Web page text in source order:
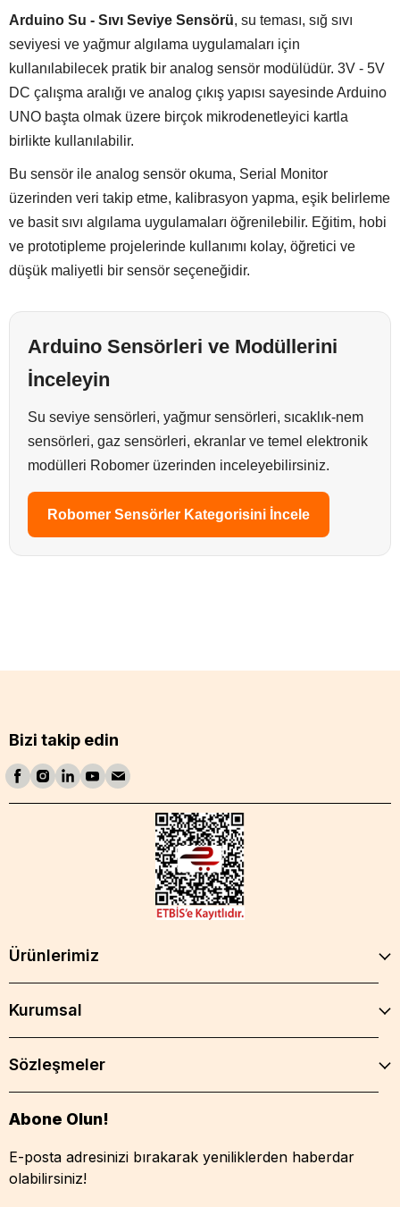
Arduino Su - Sıvı Seviye Sensörü, su teması, sığ sıvı
seviyesi ve yağmur algılama uygulamaları için
kullanılabilecek pratik bir analog sensör modülüdür. 3V - 5V
DC çalışma aralığı ve analog çıkış yapısı sayesinde Arduino
UNO başta olmak üzere birçok mikrodenetleyici kartla
birlikte kullanılabilir.
Bu sensör ile analog sensör okuma, Serial Monitor
üzerinden veri takip etme, kalibrasyon yapma, eşik belirleme
ve basit sıvı algılama uygulamaları öğrenilebilir. Eğitim, hobi
ve prototipleme projelerinde kullanımı kolay, öğretici ve
düşük maliyetli bir sensör seçeneğidir.
Arduino Sensörleri ve Modüllerini
İnceleyin
Su seviye sensörleri, yağmur sensörleri, sıcaklık-nem
sensörleri, gaz sensörleri, ekranlar ve temel elektronik
modülleri Robomer üzerinden inceleyebilirsiniz.
Robomer Sensörler Kategorisini İncele
Bizi takip edin
Ürünlerimiz
Kurumsal
Sözleşmeler
Abone Olun!
E-posta adresinizi bırakarak yeniliklerden haberdar
olabilirsiniz!